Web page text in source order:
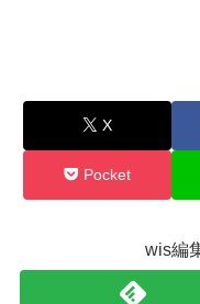
X
Pocket
wis編